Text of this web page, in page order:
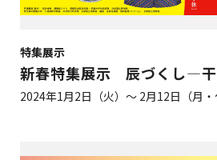
特集展示
新春特集展示 辰づくし―
2024年1月2日（火）～ 2月12日（月・